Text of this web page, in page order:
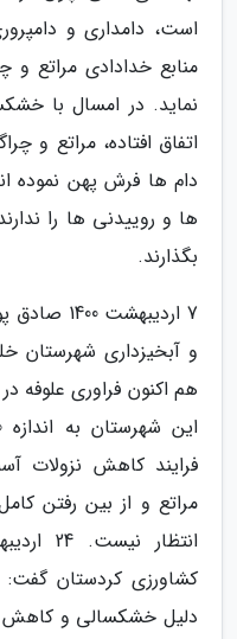
است، دامداری و
منابع خدادادی مراتع و
نماید. در امسال با
اتفاق افتاده، مراتع و
دام ها فرش پهن نموده
ها و روییدنی ها را
بگذارند.
7
و آبخیزداری شهرستان
هم اکنون فراوری علوفه
فرایند کاهش نزولات
مراتع و از بین رفتن
کشاورزی کردستان گفت: